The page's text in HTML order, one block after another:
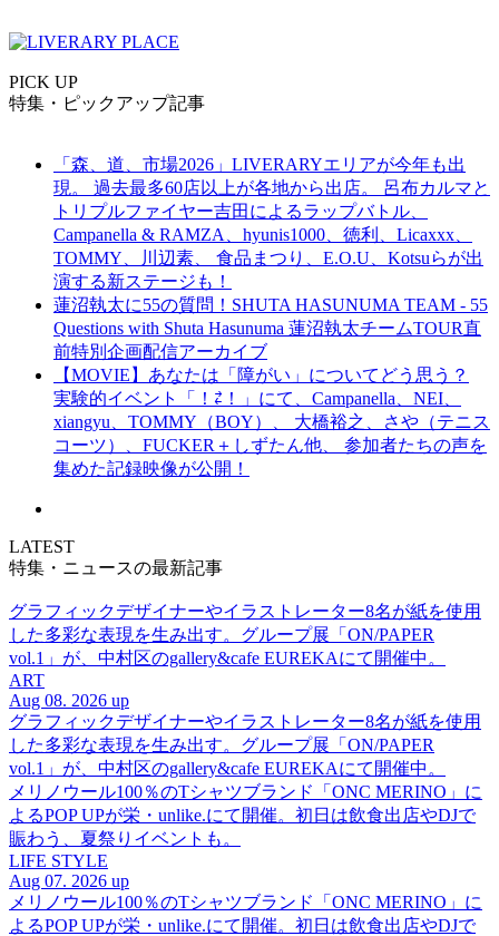
PICK UP
特集・ピックアップ記事
「森、道、市場2026」LIVERARYエリアが今年も出
現。 過去最多60店以上が各地から出店。 呂布カルマと
トリプルファイヤー吉田によるラップバトル、
Campanella & RAMZA、hyunis1000、徳利、Licaxxx、
TOMMY、川辺素、 食品まつり、E.O.U、Kotsuらが出
演する新ステージも！
蓮沼執太に55の質問！SHUTA HASUNUMA TEAM - 55
Questions with Shuta Hasunuma 蓮沼執太チームTOUR直
前特別企画配信アーカイブ
【MOVIE】あなたは「障がい」についてどう思う？
実験的イベント「！⇄！」にて、Campanella、NEI、
xiangyu、TOMMY（BOY）、 大橋裕之、さや（テニス
コーツ）、FUCKER＋しずたん他、 参加者たちの声を
集めた記録映像が公開！
LATEST
特集・ニュースの最新記事
グラフィックデザイナーやイラストレーター8名が紙を使用
した多彩な表現を生み出す。グループ展「ON/PAPER
vol.1」が、中村区のgallery&cafe EUREKAにて開催中。
ART
Aug 08. 2026 up
グラフィックデザイナーやイラストレーター8名が紙を使用
した多彩な表現を生み出す。グループ展「ON/PAPER
vol.1」が、中村区のgallery&cafe EUREKAにて開催中。
メリノウール100％のTシャツブランド「ONC MERINO」に
よるPOP UPが栄・unlike.にて開催。初日は飲食出店やDJで
賑わう、夏祭りイベントも。
LIFE STYLE
Aug 07. 2026 up
メリノウール100％のTシャツブランド「ONC MERINO」に
よるPOP UPが栄・unlike.にて開催。初日は飲食出店やDJで